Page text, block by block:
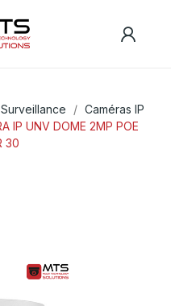
Caméras IP
IP UNV DOME 2MP POE
30